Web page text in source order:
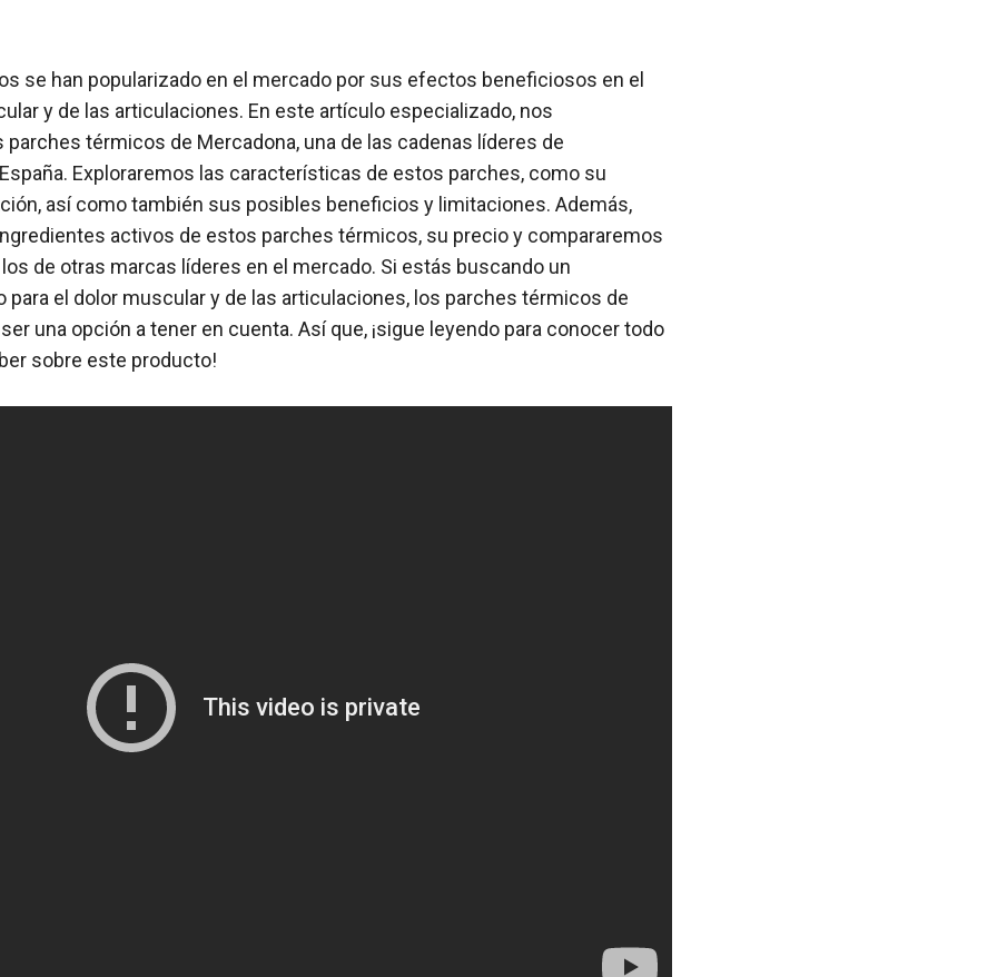
se han popularizado en el mercado por sus efectos beneficiosos en el
y de las articulaciones. En este artículo especializado, nos
térmicos de Mercadona, una de las cadenas líderes de
Exploraremos las características de estos parches, como su
así como también sus posibles beneficios y limitaciones. Además,
activos de estos parches térmicos, su precio y compararemos
de otras marcas líderes en el mercado. Si estás buscando un
el dolor muscular y de las articulaciones, los parches térmicos de
una opción a tener en cuenta. Así que, ¡sigue leyendo para conocer todo
sobre este producto!